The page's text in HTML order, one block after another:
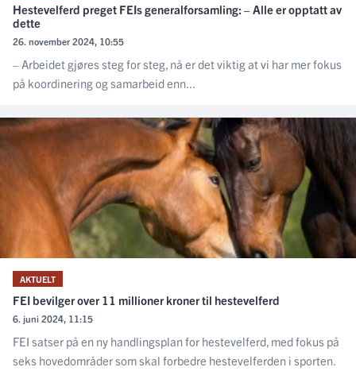
Hestevelferd preget FEIs generalforsamling: – Alle er opptatt av
dette
26. november 2024, 10:55
– Arbeidet gjøres steg for steg, nå er det viktig at vi har mer fokus
på koordinering og samarbeid enn...
AKTUELT
FEI bevilger over 11 millioner kroner til hestevelferd
6. juni 2024, 11:15
FEI satser på en ny handlingsplan for hestevelferd, med fokus på
seks hovedområder som skal forbedre hestevelferden i sporten.